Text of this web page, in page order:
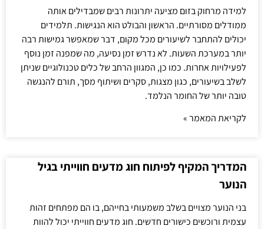
למידה מרחוק בזום מציעה יתרונות רבים שמבדילים אותה
ממודלים מסורתיים. הראשון והבולט הוא הנגישות. תלמידים
יכולים להתחבר לשיעורים מכל מקום, דבר שמאפשר גמישות רבה
יותר במערכת השעות. לא נדרש זמן נסיעה, מה שמפנה זמן נוסף
לפעילויות אחרות. כמו כן, המגוון הרחב של כלים טכנולוגיים שניתן
לשלב בשיעורים, כגון מצגות, סקרים ושיתוף מסך, תורם להנגשה
טובה יותר של החומר הנלמד.
לקריאת המאמר »
המדריך המקיף לפיתוח חוג מדעים חווייתי בגיל
הנוער
בני הנוער מצויים בשלב משמעותי בחייהם, בו הם מפתחים זהות
עצמית ורוכשים כישורים חדשים. חוג מדעים חווייתי יכול להוות